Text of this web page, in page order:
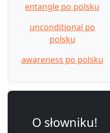
entangle po polsku
unconditional po
polsku
awareness po polsku
O słowniku!